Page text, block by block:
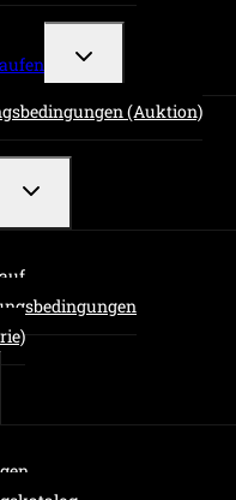
Untermenü
(Auktion)
Untermenü